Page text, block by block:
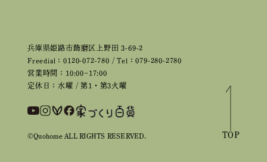
兵庫県姫路市飾磨区上野田 3-69-2
Freedial：0120-072-780 / Tel：079-280-2780
営業時間：10:00~17:00
定休日：水曜 / 第1・第3火曜
©Quohome ALL RIGHTS RESERVED. TOP